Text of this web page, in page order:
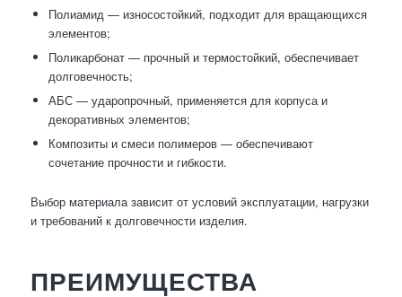
Полиамид — износостойкий, подходит для вращающихся
элементов;
Поликарбонат — прочный и термостойкий, обеспечивает
долговечность;
АБС — ударопрочный, применяется для корпуса и
декоративных элементов;
Композиты и смеси полимеров — обеспечивают
сочетание прочности и гибкости.
Выбор материала зависит от условий эксплуатации, нагрузки
и требований к долговечности изделия.
ПРЕИМУЩЕСТВА